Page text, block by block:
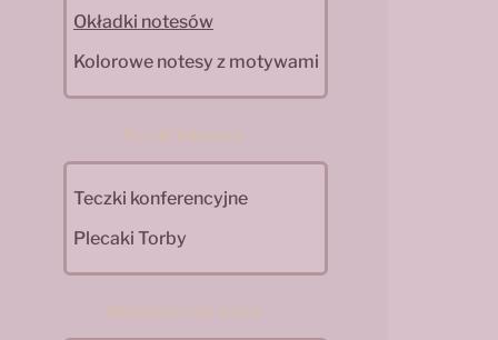
Okładki notesów
Kolorowe notesy z motywami
Teczki konferencyjne
Plecaki Torby